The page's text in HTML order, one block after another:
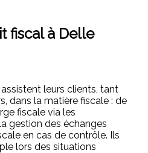
fiscal à Delle
leurs clients, tant
dans la matière fiscale : de
fiscale via les
gestion des échanges
en cas de contrôle. Ils
lors des situations